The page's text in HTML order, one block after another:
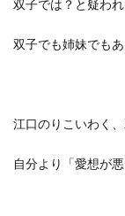
双子では？と疑わ
双子でも姉妹でもあ
江口のりこいわく
自分より「愛想が悪